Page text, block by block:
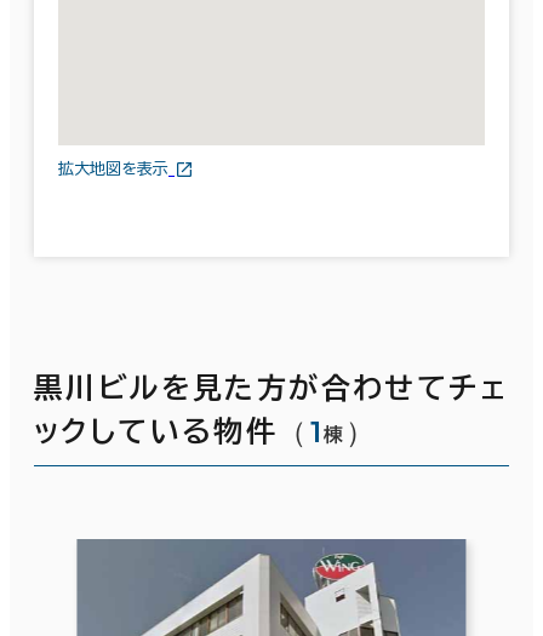
拡大地図を表示
黒川ビルを見た方が合わせてチェ
ックしている物件
（ 1棟 ）